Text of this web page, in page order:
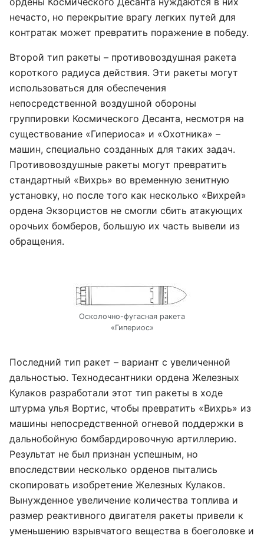
нечасто, но перекрытие врагу легких путей для
контратак может превратить поражение в победу.
Второй тип ракеты – противовоздушная ракета
короткого радиуса действия. Эти ракеты могут
использоваться для обеспечения
непосредственной воздушной обороны
группировки Космического Десанта, несмотря на
существование «Гипериоса» и «Охотника» –
машин, специально созданных для таких задач.
Противовоздушные ракеты могут превратить
стандартный «Вихрь» во временную зенитную
установку, но после того как несколько «Вихрей»
ордена Экзорцистов не смогли сбить атакующих
орочьих бомберов, большую их часть вывели из
обращения.
Осколочно-фугасная ракета
«Гипериос»
Последний тип ракет – вариант с увеличенной
дальностью. Технодесантники ордена Железных
Кулаков разработали этот тип ракеты в ходе
штурма улья Вортис, чтобы превратить «Вихрь» из
машины непосредственной огневой поддержки в
дальнобойную бомбардировочную артиллерию.
Результат не был признан успешным, но
впоследствии несколько орденов пытались
скопировать изобретение Железных Кулаков.
Вынужденное увеличение количества топлива и
размер реактивного двигателя ракеты привели к
уменьшению взрывчатого вещества в боеголовке и